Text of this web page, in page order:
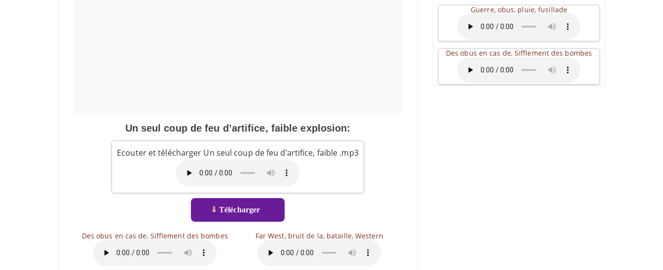
Un seul coup de feu d’artifice, faible explosion:
Ecouter et télécharger Un seul coup de feu d’artifice, faible .mp3
⇓ Télécharger
Des obus en cas de, Sifflement des bombes Far West, bruit de la, bataille, Western
Guerre, obus, pluie, fusillade
Des obus en cas de, Sifflement des bombes